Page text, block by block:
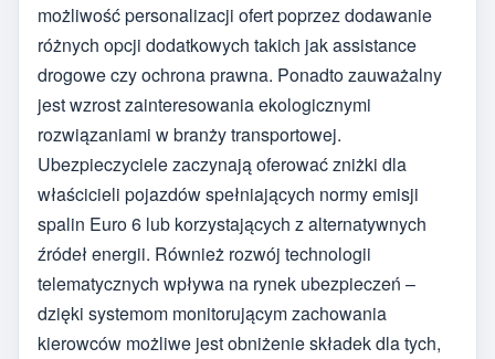
możliwość personalizacji ofert poprzez dodawanie
różnych opcji dodatkowych takich jak assistance
drogowe czy ochrona prawna. Ponadto zauważalny
jest wzrost zainteresowania ekologicznymi
rozwiązaniami w branży transportowej.
Ubezpieczyciele zaczynają oferować zniżki dla
właścicieli pojazdów spełniających normy emisji
spalin Euro 6 lub korzystających z alternatywnych
źródeł energii. Również rozwój technologii
telematycznych wpływa na rynek ubezpieczeń –
dzięki systemom monitorującym zachowania
kierowców możliwe jest obniżenie składek dla tych,